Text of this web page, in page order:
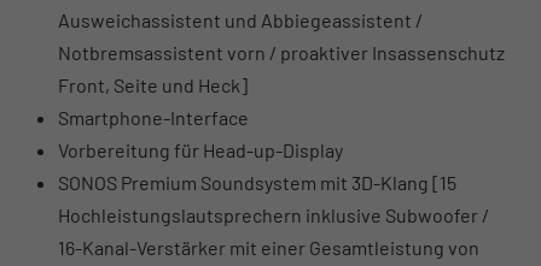
Ausweichassistent und Abbiegeassistent /
Notbremsassistent vorn / proaktiver Insassenschutz
Front, Seite und Heck]
Smartphone-Interface
Vorbereitung für Head-up-Display
SONOS Premium Soundsystem mit 3D-Klang [15
Hochleistungslautsprechern inklusive Subwoofer /
16-Kanal-Verstärker mit einer Gesamtleistung von